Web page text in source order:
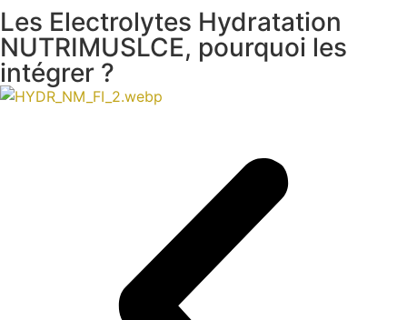
Les Electrolytes Hydratation
NUTRIMUSLCE, pourquoi les
intégrer ?